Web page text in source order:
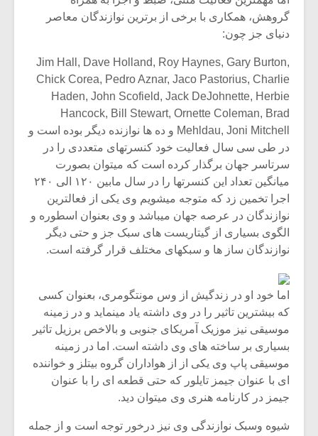
گروهش، همکاری با برخی از برترین نوازندگان معاصر
دنیای جز چون:
Jim Hall, Dave Holland, Roy Haynes, Gary Burton,
Chick Corea, Pedro Aznar, Jaco Pastorius, Charlie
Haden, John Scofield, Jack DeJohnette, Herbie
Hancock, Bill Stewart, Ornette Coleman, Brad
Mehldau, Joni Mitchell و ده ها نوازنده دیگر بوده است و
در طی سی سال فعالیت خود کنسرتهای متعددی را در
سرتاسر جهان برگذار کرده است که میتوان بصورت
میانگین تعداد این کنسرتها را در سال مابین ۱۲۰ الی ۲۴۰
اجرا تخمین زد که متوجه میشویم وی یکی از فعالترین
نوازندگان در عرصه جهان میباشد و وی بعنوان اسطوره و
الگوی بسیاری از گیتاریست های سبک جز و حتی دیگر
نوازندگان ساز ها و سبکهای مختلف قرار گرفته است.
اما خود او در زندگیش از وس مونتگومری، بعنوان کسی
که بیشترین تاثیر را در وی داشته یاد مینماید و در زمینه
موسیقی نیز موزیک آمریکای جنوبی و بالاخص برزیل تاثیر
بسیاری بر ساخته های وی داشته است. اما در زمینه
موسیقی پاپ وی یکی از از هواداران گروه بیتلز و خواننده
ای با عنوان جیمز تایلور که حتی قطعه ای را با عنوان
جیمز در کارنامه هنری وی میتوان دید.
شیوه وسبک نوازندگی وی نیز درخور توجه است و از جمله